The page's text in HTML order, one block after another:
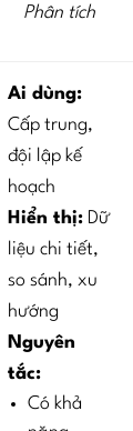
Phân tích
Ai dùng:
Cấp trung,
đội lập kế
hoạch
Hiển thị: Dữ
liệu chi tiết,
so sánh, xu
hướng
Nguyên
tắc:
Có khả